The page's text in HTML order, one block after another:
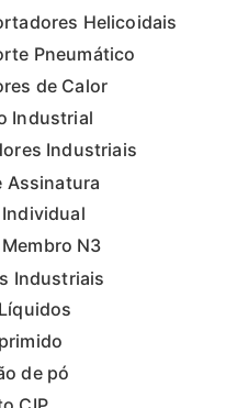
Helicoidais
Pneumático
de Calor
Industrial
Industriais
Assinatura
N3
Industriais
de pó